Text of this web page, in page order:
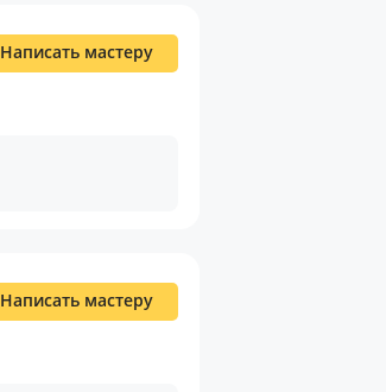
Написать мастеру
Написать мастеру